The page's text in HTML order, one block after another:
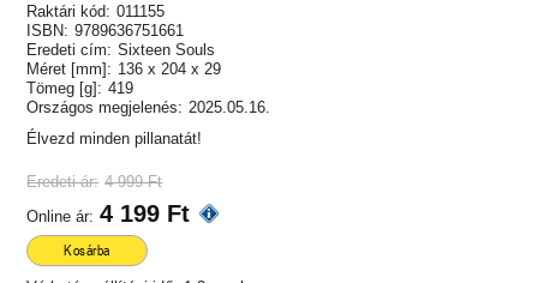
Raktári kód: 011155
ISBN: 9789636751661
Eredeti cím: Sixteen Souls
Méret [mm]: 136 x 204 x 29
Tömeg [g]: 419
Országos megjelenés: 2025.05.16.
Élvezd minden pillanatát!
Eredeti ár: 4 999 Ft
Online ár: 4 199 Ft
Kosárba